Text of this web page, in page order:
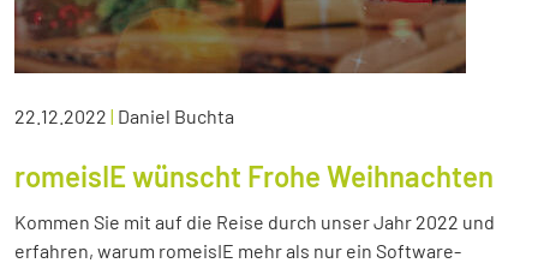
22.12.2022 | Daniel Buchta
romeisIE wünscht Frohe Weihnachten
Kommen Sie mit auf die Reise durch unser Jahr 2022 und
erfahren, warum romeisIE mehr als nur ein Software-